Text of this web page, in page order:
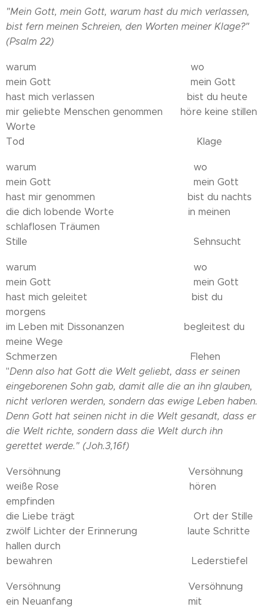
"Mein Gott, mein Gott, warum hast du mich verlassen,
bist fern meinen Schreien, den Worten meiner Klage?"
(Psalm 22)
warum wo
mein Gott mein Gott
hast mich verlassen bist du heute
mir geliebte Menschen genommen höre keine stillen
Worte
Tod Klage
warum wo
mein Gott mein Gott
hast mir genommen bist du nachts
die dich lobende Worte in meinen
schlaflosen Träumen
Stille Sehnsucht
warum wo
mein Gott mein Gott
hast mich geleitet bist du
morgens
im Leben mit Dissonanzen begleitest du
meine Wege
Schmerzen Flehen
"Denn also hat Gott die Welt geliebt, dass er seinen
eingeborenen Sohn gab, damit alle die an ihn glauben,
nicht verloren werden, sondern das ewige Leben haben.
Denn Gott hat seinen nicht in die Welt gesandt, dass er
die Welt richte, sondern dass die Welt durch ihn
gerettet werde." (Joh.3,16f)
Versöhnung Versöhnung
weiße Rose hören
empfinden
die Liebe trägt Ort der Stille
zwölf Lichter der Erinnerung laute Schritte
hallen durch
bewahren Lederstiefel
Versöhnung Versöhnung
ein Neuanfang mit